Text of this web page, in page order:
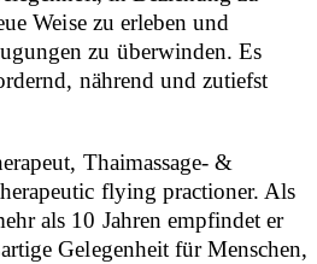
Weise zu erleben und
zu überwinden. Es
nährend und zutiefst
Thaimassage- &
flying practioner. Als
als 10 Jahren empfindet er
Gelegenheit für Menschen,